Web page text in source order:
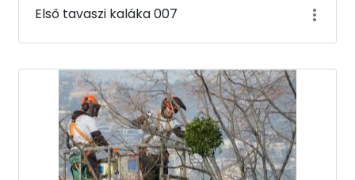
Első tavaszi kaláka 007